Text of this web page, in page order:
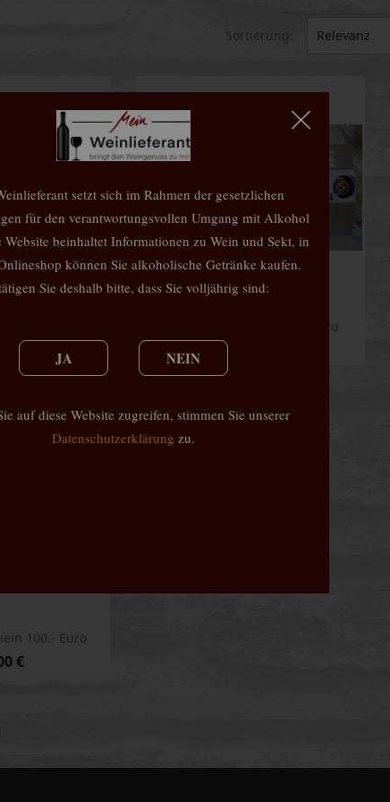
Sortierung: Relevanz
50.- Euro
€
Geschenkgutschein 10.- Euro
10,00 €
100.- Euro
€
setzt sich im Rahmen der gesetzlichen
für den verantwortungsvollen Umgang mit Alkohol
Website beinhaltet Informationen zu Wein und Sekt, in
können Sie alkoholische Getränke kaufen.
Sie deshalb bitte, dass Sie volljährig sind:
JA NEIN
auf diese Website zugreifen, stimmen Sie unserer
Datenschutzerklärung zu.